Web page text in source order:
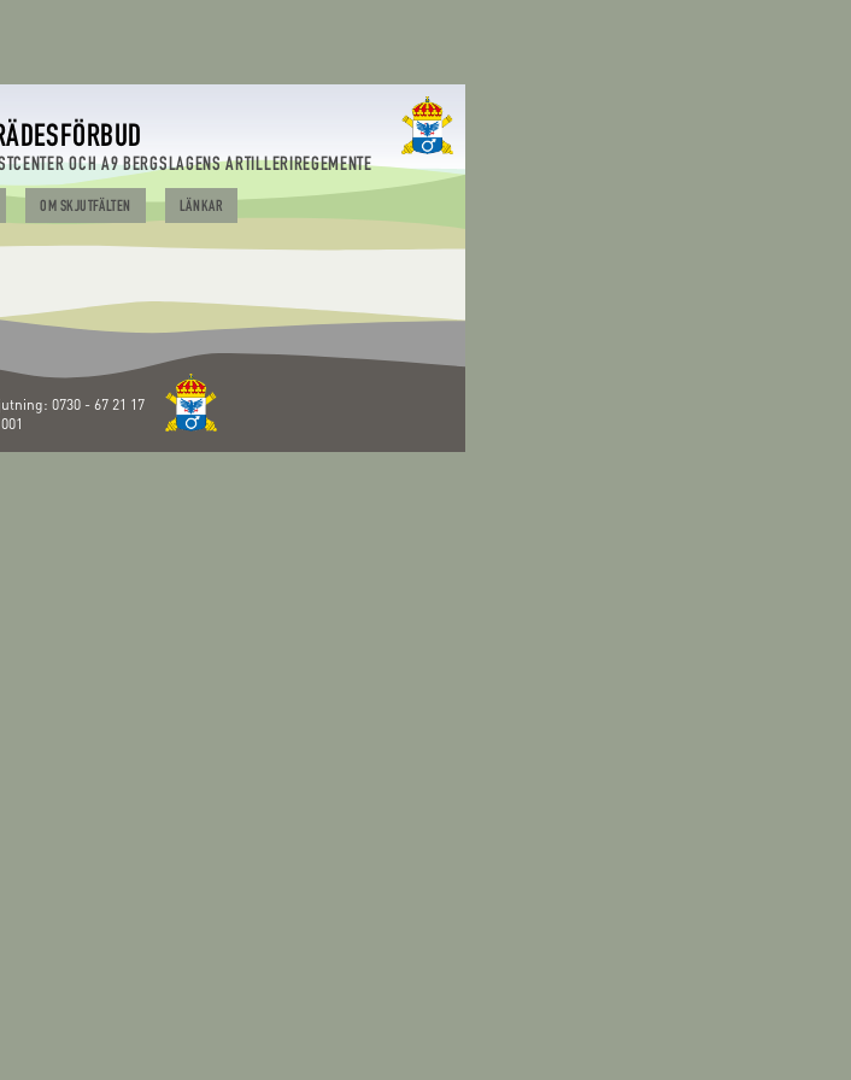
OCH A9 BERGSLAGENS ARTILLERIREGEMENTE
OM SKJUTFÄLTEN LÄNKAR
0730 - 67 21 17